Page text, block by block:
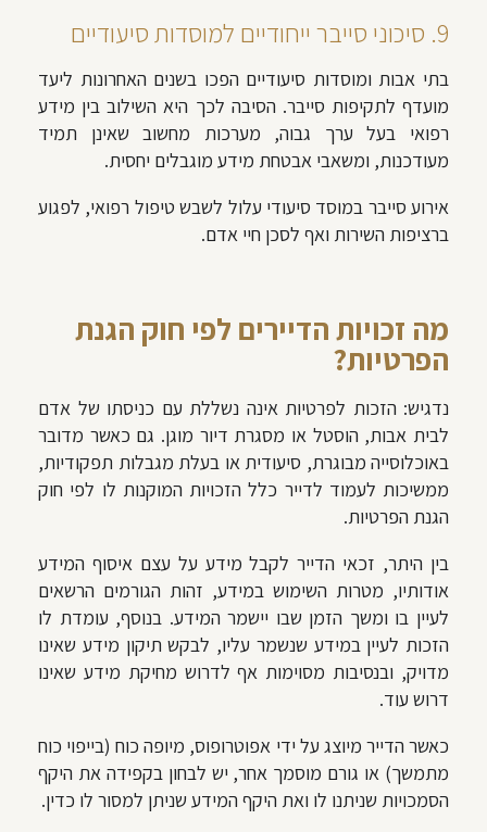
9. סיכוני סייבר ייחודיים למוסדות סיעודיים
בתי אבות ומוסדות סיעודיים הפכו בשנים האחרונות ליעד
מועדף לתקיפות סייבר. הסיבה לכך היא השילוב בין מידע
רפואי בעל ערך גבוה, מערכות מחשוב שאינן תמיד
מעודכנות, ומשאבי אבטחת מידע מוגבלים יחסית.
אירוע סייבר במוסד סיעודי עלול לשבש טיפול רפואי, לפגוע
ברציפות השירות ואף לסכן חיי אדם.
מה זכויות הדיירים לפי חוק הגנת
הפרטיות?
נדגיש: הזכות לפרטיות אינה נשללת עם כניסתו של אדם
לבית אבות, הוסטל או מסגרת דיור מוגן. גם כאשר מדובר
באוכלוסייה מבוגרת, סיעודית או בעלת מגבלות תפקודיות,
ממשיכות לעמוד לדייר כלל הזכויות המוקנות לו לפי חוק
הגנת הפרטיות.
בין היתר, זכאי הדייר לקבל מידע על עצם איסוף המידע
אודותיו, מטרות השימוש במידע, זהות הגורמים הרשאים
לעיין בו ומשך הזמן שבו יישמר המידע. בנוסף, עומדת לו
הזכות לעיין במידע שנשמר עליו, לבקש תיקון מידע שאינו
מדויק, ובנסיבות מסוימות אף לדרוש מחיקת מידע שאינו
דרוש עוד.
כאשר הדייר מיוצג על ידי אפוטרופוס, מיופה כוח (בייפוי כוח
מתמשך) או גורם מוסמך אחר, יש לבחון בקפידה את היקף
הסמכויות שניתנו לו ואת היקף המידע שניתן למסור לו כדין.